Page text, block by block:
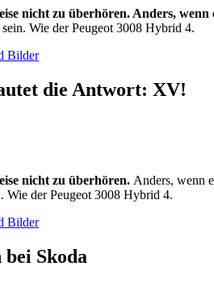
nicht zu überhören. Anders, wenn
Wie der Peugeot 3008 Hybrid 4.
Bilder
die Antwort: XV!
nicht zu überhören. Anders, wenn
Wie der Peugeot 3008 Hybrid 4.
Bilder
Skoda